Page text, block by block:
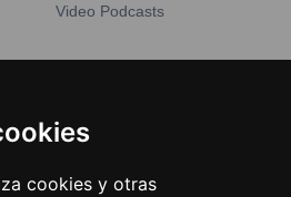
cookies y otras
Video Podcasts
Emisoras Unidas